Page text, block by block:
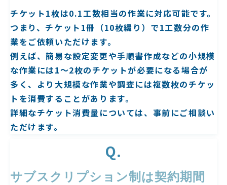
チケット1枚は0.1工数相当の作業に対応可能です。
つまり、チケット1冊（10枚綴り）で1工数分の作
業をご依頼いただけます。
例えば、簡易な設定変更や手順書作成などの小規模
な作業には1～2枚のチケットが必要になる場合が
多く、より大規模な作業や調査には複数枚のチケッ
トを消費することがあります。
詳細なチケット消費量については、事前にご相談い
ただけます。
Q.
サブスクリプション制は契約期間